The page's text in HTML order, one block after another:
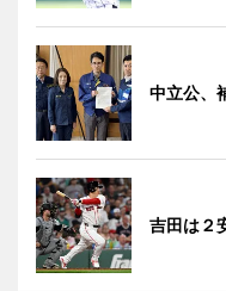
中立公、
吉田は２